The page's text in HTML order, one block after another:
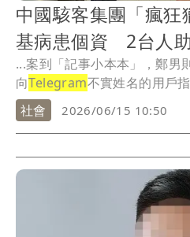
中國駭客集團「瘋狂
基病患個資 2台人
...案到「記事小本本」，鄭男
向Telegram不實姓名的用戶
社會
2026/06/15 10:50